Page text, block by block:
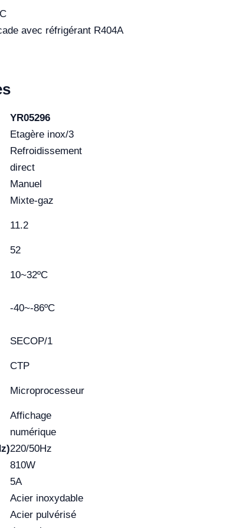
avec réfrigérant R404A
YR05296
Etagère inox/3
Refroidissement
direct
Manuel
Mixte-gaz
11.2
52
10~32ºC
-40~-86ºC
SECOP/1
CTP
Microprocesseur
Affichage
numérique
220/50Hz
810W
5A
Acier inoxydable
Acier pulvérisé